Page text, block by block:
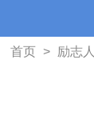
首页 > 励志